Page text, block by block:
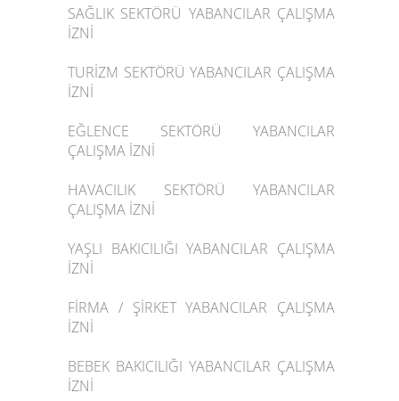
SAĞLIK SEKTÖRÜ YABANCILAR ÇALIŞMA
İZNİ
TURİZM SEKTÖRÜ YABANCILAR ÇALIŞMA
İZNİ
EĞLENCE SEKTÖRÜ YABANCILAR
ÇALIŞMA İZNİ
HAVACILIK SEKTÖRÜ YABANCILAR
ÇALIŞMA İZNİ
YAŞLI BAKICILIĞI YABANCILAR ÇALIŞMA
İZNİ
FİRMA / ŞİRKET YABANCILAR ÇALIŞMA
İZNİ
BEBEK BAKICILIĞI YABANCILAR ÇALIŞMA
İZNİ